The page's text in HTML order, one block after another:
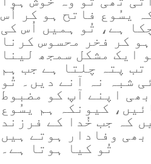
یسُوع فاتح ہو کر اُس
ہے، تُو ہمیں اُس کی
کر فخر محسوس کرنا
ایک مشکل سمجھ لینا
پتہ چلتا ہے جب ہم
شبہ نہ آنے دیں۔ تُو
اپنے آپ کو مضبوط
کیونکہ ہم یسُوع
کہ جب خُدا کے فرزند
وفادار ہوتے ہیں
تُو کیا ہوتا ہے۔